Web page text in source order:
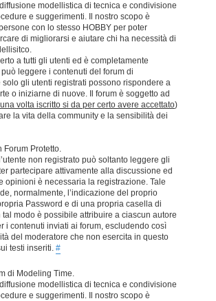
modellistica di tecnica e condivisione
e suggerimenti. Il nostro scopo è
con lo stesso HOBBY per poter
di migliorarsi e aiutare chi ha necessità di
a tutti gli utenti ed è completamente
leggere i contenuti del forum di
gli utenti registrati possono rispondere a
o iniziarne di nuove. Il forum è soggetto ad
volta iscritto si da per certo avere accettato)
la vita della community e la sensibilità dei
Forum Protetto.
non registrato può soltanto leggere gli
partecipare attivamente alla discussione ed
opinioni è necessaria la registrazione. Tale
normalmente, l’indicazione del proprio
Password e di una propria casella di
tal modo è possibile attribuire a ciascun autore
i contenuti inviati ai forum, escludendo così
del moderatore che non esercita in questo
testi inseriti. #
di Modeling Time.
modellistica di tecnica e condivisione
e suggerimenti. Il nostro scopo è